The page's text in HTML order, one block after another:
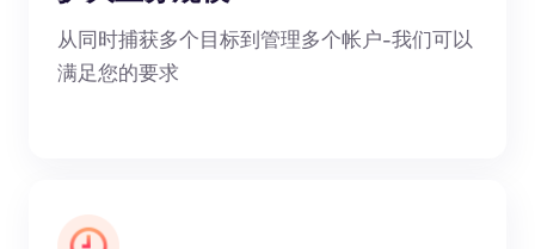
从同时捕获多个目标到管理多个帐户-我们可以
满足您的要求